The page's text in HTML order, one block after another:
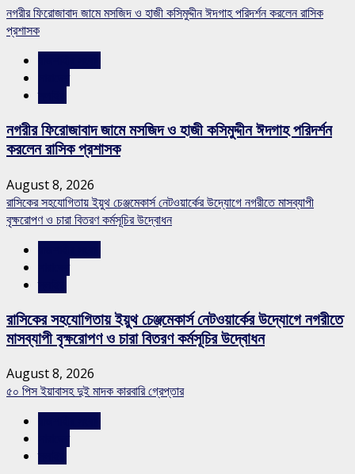
নগরীর ফিরোজাবাদ জামে মসজিদ ও হাজী কসিমুদ্দীন ঈদগাহ পরিদর্শন করলেন রাসিক
প্রশাসক
নগরীর ফিরোজাবাদ জামে মসজিদ ও হাজী কসিমুদ্দীন ঈদগাহ পরিদর্শন
করলেন রাসিক প্রশাসক
August 8, 2026
রাসিকের সহযোগিতায় ইয়ুথ চেঞ্জমেকার্স নেটওয়ার্কের উদ্যোগে নগরীতে মাসব্যাপী
বৃক্ষরোপণ ও চারা বিতরণ কর্মসূচির উদ্বোধন
রাসিকের সহযোগিতায় ইয়ুথ চেঞ্জমেকার্স নেটওয়ার্কের উদ্যোগে নগরীতে
মাসব্যাপী বৃক্ষরোপণ ও চারা বিতরণ কর্মসূচির উদ্বোধন
August 8, 2026
৫০ পিস ইয়াবাসহ দুই মাদক কারবারি গ্রেপ্তার